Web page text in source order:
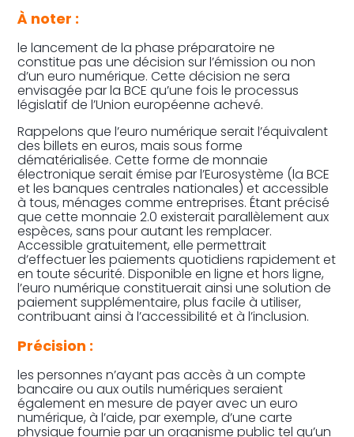
À noter :
le lancement de la phase préparatoire ne
constitue pas une décision sur l’émission ou non
d’un euro numérique. Cette décision ne sera
envisagée par la BCE qu’une fois le processus
législatif de l’Union européenne achevé.
Rappelons que l’euro numérique serait l’équivalent
des billets en euros, mais sous forme
dématérialisée. Cette forme de monnaie
électronique serait émise par l’Eurosystème (la BCE
et les banques centrales nationales) et accessible
à tous, ménages comme entreprises. Étant précisé
que cette monnaie 2.0 existerait parallèlement aux
espèces, sans pour autant les remplacer.
Accessible gratuitement, elle permettrait
d’effectuer les paiements quotidiens rapidement et
en toute sécurité. Disponible en ligne et hors ligne,
l’euro numérique constituerait ainsi une solution de
paiement supplémentaire, plus facile à utiliser,
contribuant ainsi à l’accessibilité et à l’inclusion.
Précision :
les personnes n’ayant pas accès à un compte
bancaire ou aux outils numériques seraient
également en mesure de payer avec un euro
numérique, à l’aide, par exemple, d’une carte
physique fournie par un organisme public tel qu’un